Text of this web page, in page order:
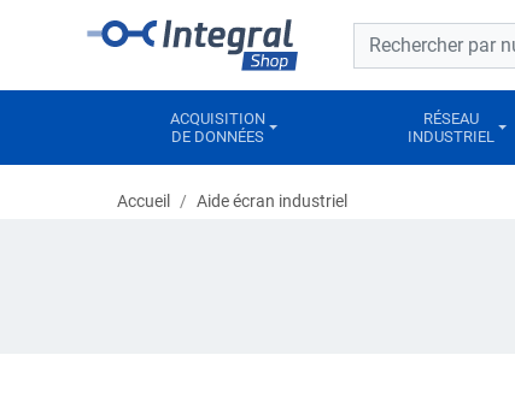
Barre de recherche
Barre de recherche
ACQUISITION
DE DONNÉES
RÉSEAU
INDUSTRIEL
Accueil Aide écran industriel